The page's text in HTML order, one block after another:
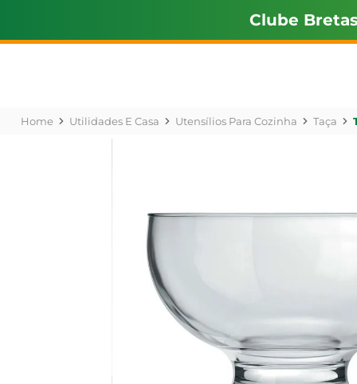
Clube Bretas
Utilidades E Casa Utensílios Para Cozinha Taça